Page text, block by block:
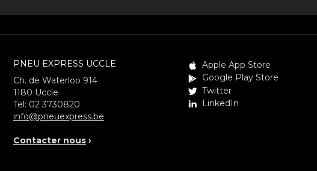
PNEU EXPRESS UCCLE
Ch. de Waterloo 914
1180 Uccle
Tel: 02 3730820
info@pneuexpress.be
Contacter nous ›
Apple App Store
Google Play Store
Twitter
LinkedIn